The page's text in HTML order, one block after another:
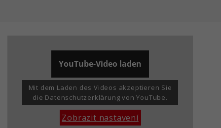
YouTube-Video laden
Mit dem Laden des Videos akzeptieren Sie
die Datenschutzerklärung von YouTube.
Zobrazit nastavení